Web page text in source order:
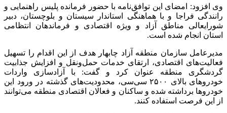
وی افزود: امضای این توافق‌نامه با حضور فرمانده پلیس راهنمایی و
رانندگی فراجا و با هماهنگی استاندار سیستان و بلوچستان، دبیر
شورایعالی مناطق آزاد و ویژه اقتصادی و فرماندهان انتظامی
استان انجام شده است.
مدیرعامل سازمان منطقه آزاد چابهار هدف از این اقدام را تسهیل
فعالیت‌های اقتصادی، ارتقای خدمات حمل‌ونقل و افزایش جذابیت
گردشگری منطقه عنوان کرد و گفت: با آزادسازی واردات
خودروهای بالای ۲۵۰۰ سی‌سی، محدودیت‌های گذشته در ورود این
خودروها برداشته شده و ساکنان و فعالان اقتصادی منطقه می‌توانند
از این فرصت استفاده کنند.